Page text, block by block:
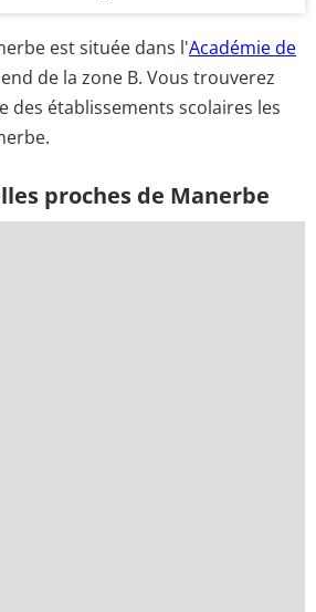
est située dans l'Académie de
de la zone B. Vous trouverez
des établissements scolaires les
proches de Manerbe